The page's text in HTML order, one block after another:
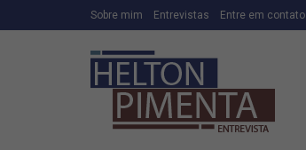
Sobre mim Entrevistas Entre em contato